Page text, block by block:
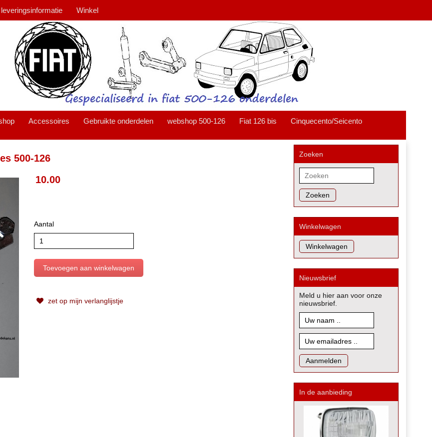
Winkel
Accessoires Gebruikte onderdelen webshop 500-126 Fiat 126 bis
Cinquecento/Seicento
500-126
10.00
Aantal
zet op mijn verlanglijstje
Zoeken
Zoeken
Winkelwagen
Nieuwsbrief
Meld u hier aan voor onze
nieuwsbrief.
In de aanbieding